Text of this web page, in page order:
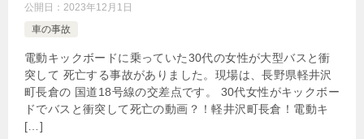
公開日： 2023年12月1日
車の事故
電動キックボードに乗っていた30代の女性が大型バスと衝
突して 死亡する事故がありました。現場は、長野県軽井沢
町長倉の 国道18号線の交差点です。 30代女性がキックボー
ドでバスと衝突して死亡の動画？！軽井沢町長倉！電動キ
[…]